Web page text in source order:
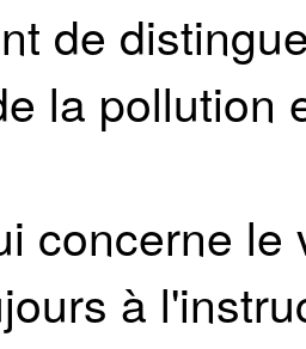
de
la pollution
concerne
à